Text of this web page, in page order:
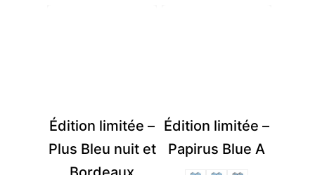
Édition limitée –
Plus Bleu nuit et
Édition limitée –
Papirus Blue A